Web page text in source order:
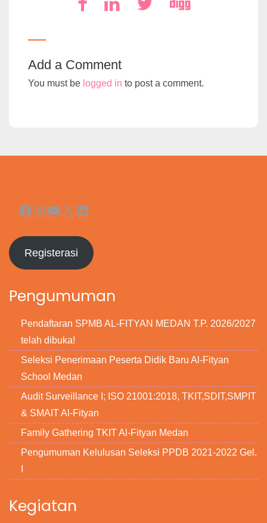
Add a Comment
You must be logged in to post a comment.
Facebook
Instagram
YouTube
X LinkedIn
Registerasi
Pengumuman
Pendaftaran SPMB AL-FITYAN MEDAN T.P. 2026/2027
telah dibuka!
Seleksi Penerimaan Peserta Didik Baru Al-Fityan
School Medan
Audit Surveillance I; ISO 21001:2018, TKIT,SDIT,SMPIT
& SMAIT Al-Fityan
Family Gathering TKIT Al-Fityan Medan
Pengumuman Kelulusan Seleksi PPDB 2021-2022 Gel.
Kegiatan